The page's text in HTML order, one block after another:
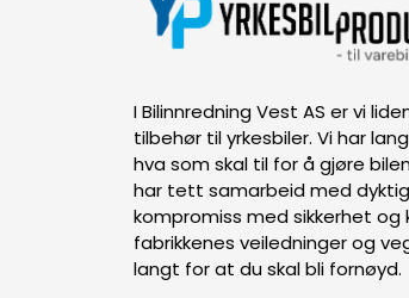
I Bilinnredning Vest AS er vi
tilbehør til yrkesbiler. Vi har
hva som skal til for å gjøre
har tett samarbeid med
kompromiss med sikkerhet
fabrikkenes veiledninger og
langt for at du skal bli fornøyd.